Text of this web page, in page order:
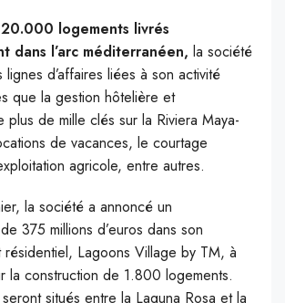
logements livrés
dans l’arc méditerranéen, la société
lignes d’affaires liées à son activité
que la gestion hôtelière et
plus de mille clés sur la Riviera Maya-
de vacances, le courtage
agricole, entre autres.
la société a annoncé un
375 millions d’euros dans son
Lagoons Village by TM, à
la construction de 1.800 logements.
situés entre la Laguna Rosa et la